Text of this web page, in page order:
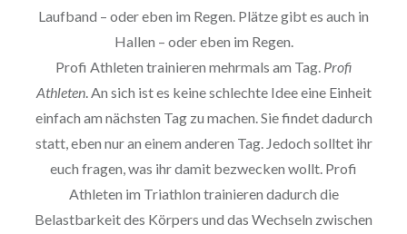
Laufband – oder eben im Regen. Plätze gibt es auch in
Hallen – oder eben im Regen.
Profi Athleten trainieren mehrmals am Tag. Profi
Athleten. An sich ist es keine schlechte Idee eine Einheit
einfach am nächsten Tag zu machen. Sie findet dadurch
statt, eben nur an einem anderen Tag. Jedoch solltet ihr
euch fragen, was ihr damit bezwecken wollt. Profi
Athleten im Triathlon trainieren dadurch die
Belastbarkeit des Körpers und das Wechseln zwischen